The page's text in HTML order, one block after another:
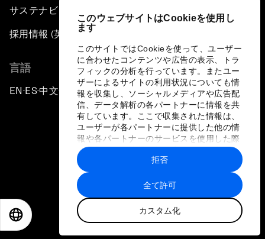
このウェブサイトはCookieを使用し
ます
このサイトではCookieを使って、ユーザー
に合わせたコンテンツや広告の表示、トラ
フィックの分析を行っています。またユー
ザーによるサイトの利用状況についても情
報を収集し、ソーシャルメディアや広告配
信、データ解析の各パートナーに情報を共
有しています。ここで収集された情報は、
ユーザーが各パートナーに提供した他の情
報や各パートナーのサービスを使用した際
に収集された情報と組み合わされ、各パー
トナーによって使用されることがありま
す。
全て許可
カスタム化
拒否
サステナビリティへの取り組み
採用情報 (英語のみ)
言語
EN ▪ES▪中文▪ 日本語
プライバシーポリシーと利用規約
サイトマップ
©
世界経済フォーラム